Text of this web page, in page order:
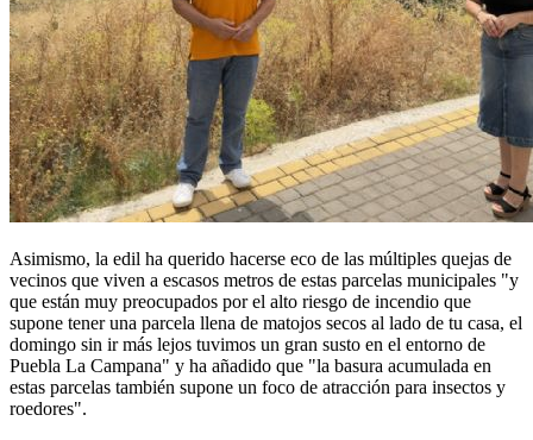
Asimismo, la edil ha querido hacerse eco de las múltiples quejas de
vecinos que viven a escasos metros de estas parcelas municipales "y
que están muy preocupados por el alto riesgo de incendio que
supone tener una parcela llena de matojos secos al lado de tu casa, el
domingo sin ir más lejos tuvimos un gran susto en el entorno de
Puebla La Campana" y ha añadido que "la basura acumulada en
estas parcelas también supone un foco de atracción para insectos y
roedores".